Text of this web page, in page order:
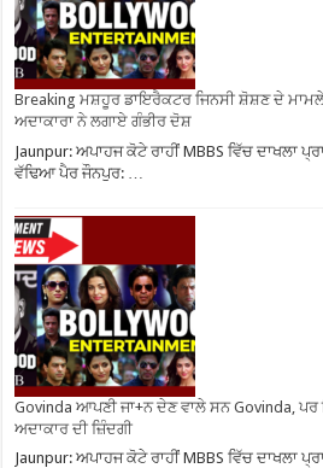
Breaking ਮਸ਼ਹੂਰ ਡਾਇਰੈਕਟਰ ਜਿਨਸੀ ਸ਼ੋਸ਼ਣ ਦੇ ਮਾਮਲੇ
ਅਦਾਕਾਰਾ ਨੇ ਲਗਾਏ ਗੰਭੀਰ ਦੋਸ਼
Jaunpur: ਅਪਾਹਜ ਕੋਟੇ ਰਾਹੀਂ MBBS ਵਿੱਚ ਦਾਖਲਾ
ਵੱਢਿਆ ਪੈਰ ਜੌਨਪੁਰ: …
Govinda ਆਪਣੀ ਜਾ+ਨ ਦੇਣ ਵਾਲੇ ਸਨ Govinda,
ਅਦਾਕਾਰ ਦੀ ਜ਼ਿੰਦਗੀ
Jaunpur: ਅਪਾਹਜ ਕੋਟੇ ਰਾਹੀਂ MBBS ਵਿੱਚ ਦਾਖਲਾ